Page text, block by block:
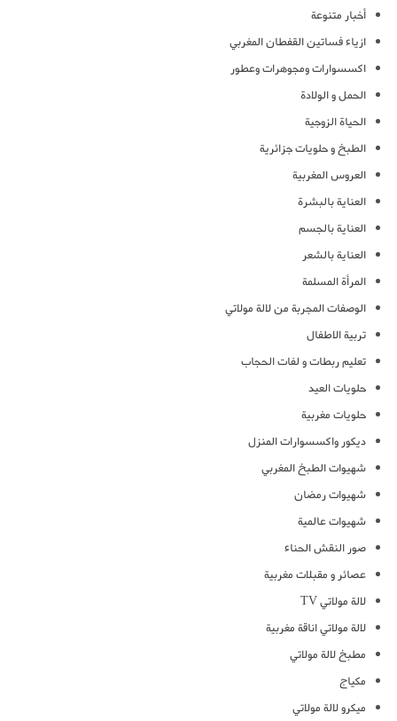
أخبار متنوعة
ازياء فساتين القفطان المغربي
اكسسوارات ومجوهرات وعطور
الحمل و الولادة
الحياة الزوجية
الطبخ و حلويات جزائرية
العروس المغربية
العناية بالبشرة
العناية بالجسم
العناية بالشعر
المرأة المسلمة
الوصفات المجربة من لالة مولاتي
تربية الاطفال
تعليم ربطات و لفات الحجاب
حلويات العيد
حلويات مغربية
ديكور واكسسوارات المنزل
شهيوات الطبخ المغربي
شهيوات رمضان
شهيوات عالمية
صور النقش الحناء
عصائر و مقبلات مغربية
لالة مولاتي TV
لالة مولاتي اناقة مغربية
مطبخ لالة مولاتي
مكياج
ميكرو لالة مولاتي